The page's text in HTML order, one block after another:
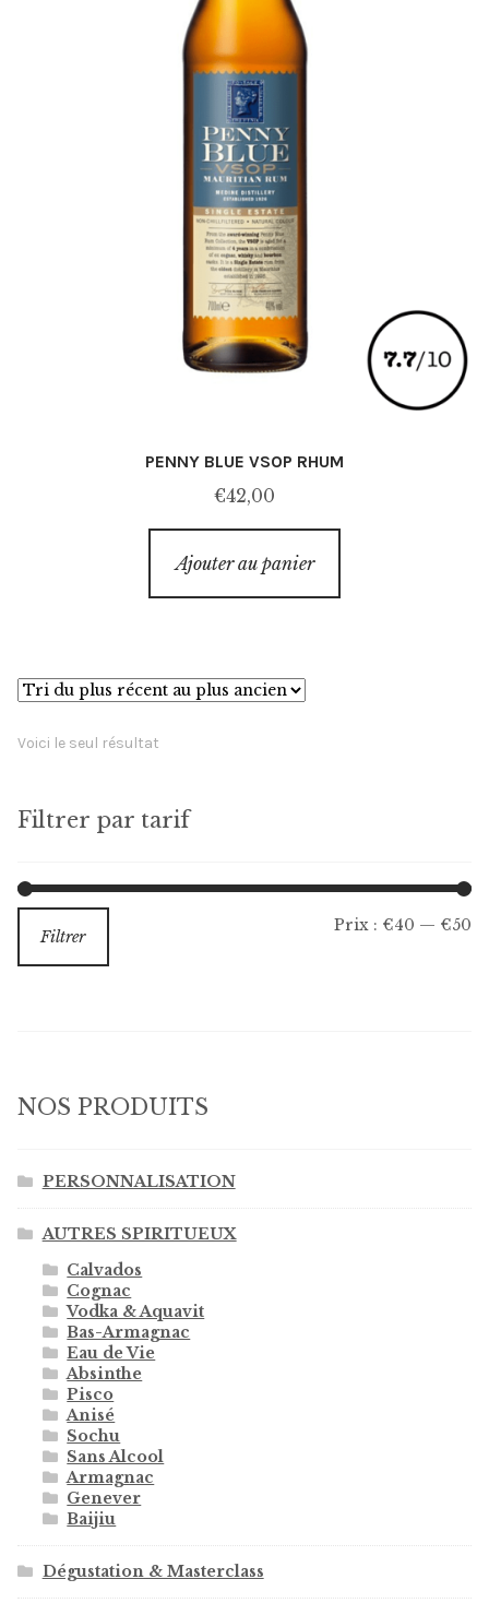
PENNY BLUE VSOP RHUM
€42,00
Ajouter au panier
Voici le seul résultat
Filtrer par tarif
Filtrer
Prix : €40 — €50
NOS PRODUITS
PERSONNALISATION
AUTRES SPIRITUEUX
Calvados
Cognac
Vodka & Aquavit
Bas-Armagnac
Eau de Vie
Absinthe
Pisco
Anisé
Sochu
Sans Alcool
Armagnac
Genever
Baijiu
Dégustation & Masterclass